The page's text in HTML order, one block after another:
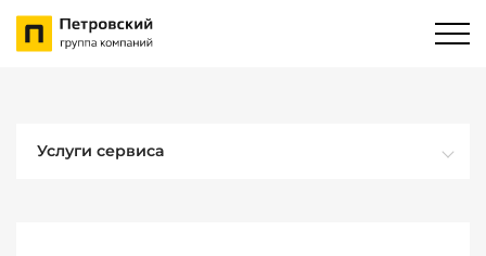
Услуги сервиса